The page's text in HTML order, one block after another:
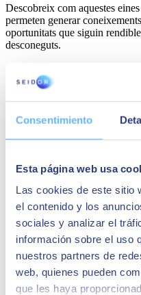
Consentimiento
Esta página web usa
Las cookies de este sitio
el contenido y los
sociales y analizar el
información sobre el uso
nuestros partners de
web, quienes pueden
que les haya
Descobreix com aquestes
permeten generar
oportunitats que siguin
desconeguts.
AGENDA
Aspectes bàsics i
Primers passos per
Registra't ara i capacita la
prioritzariposar en marxa
predictiu amb impacte en
T'hi esperem!
Ponents